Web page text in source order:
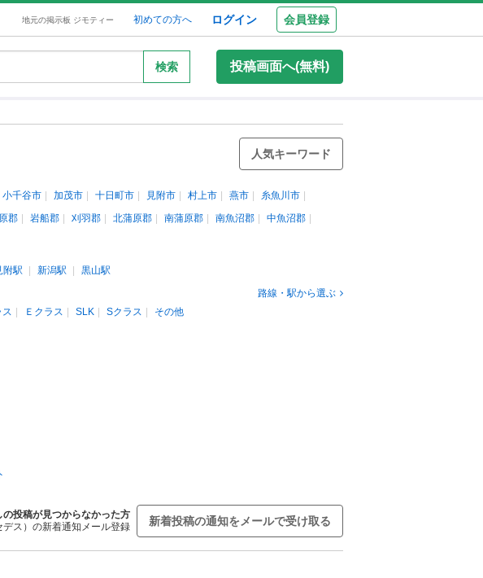
地元の掲示板 ジモティー 初めての方へ ログイン 会員登録
検索 投稿画面へ(無料)
人気キーワード
小千谷市 加茂市 十日町市 見附市 村上市 燕市
糸魚川市
郡 岩船郡 刈羽郡 北蒲原郡 南蒲原郡 南魚沼郡
中魚沼郡
附駅 新潟駅
黒山駅
路線・駅から選ぶ
Ｅクラス SLK Sクラス その他
投稿が見つからなかった方
ス）の新着通知メール登録
新着投稿の通知をメールで受け取る